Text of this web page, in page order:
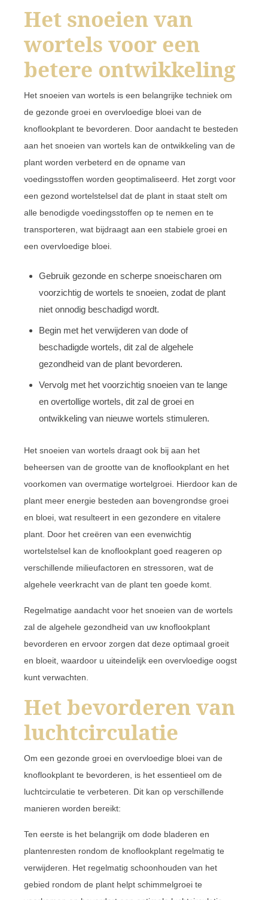
Het snoeien van
wortels voor een
betere ontwikkeling
Het snoeien van wortels is een belangrijke techniek om
de gezonde groei en overvloedige bloei van de
knoflookplant te bevorderen. Door aandacht te besteden
aan het snoeien van wortels kan de ontwikkeling van de
plant worden verbeterd en de opname van
voedingsstoffen worden geoptimaliseerd. Het zorgt voor
een gezond wortelstelsel dat de plant in staat stelt om
alle benodigde voedingsstoffen op te nemen en te
transporteren, wat bijdraagt aan een stabiele groei en
een overvloedige bloei.
Gebruik gezonde en scherpe snoeischaren om
voorzichtig de wortels te snoeien, zodat de plant
niet onnodig beschadigd wordt.
Begin met het verwijderen van dode of
beschadigde wortels, dit zal de algehele
gezondheid van de plant bevorderen.
Vervolg met het voorzichtig snoeien van te lange
en overtollige wortels, dit zal de groei en
ontwikkeling van nieuwe wortels stimuleren.
Het snoeien van wortels draagt ook bij aan het
beheersen van de grootte van de knoflookplant en het
voorkomen van overmatige wortelgroei. Hierdoor kan de
plant meer energie besteden aan bovengrondse groei
en bloei, wat resulteert in een gezondere en vitalere
plant. Door het creëren van een evenwichtig
wortelstelsel kan de knoflookplant goed reageren op
verschillende milieufactoren en stressoren, wat de
algehele veerkracht van de plant ten goede komt.
Regelmatige aandacht voor het snoeien van de wortels
zal de algehele gezondheid van uw knoflookplant
bevorderen en ervoor zorgen dat deze optimaal groeit
en bloeit, waardoor u uiteindelijk een overvloedige oogst
kunt verwachten.
Het bevorderen van
luchtcirculatie
Om een gezonde groei en overvloedige bloei van de
knoflookplant te bevorderen, is het essentieel om de
luchtcirculatie te verbeteren. Dit kan op verschillende
manieren worden bereikt:
Ten eerste is het belangrijk om dode bladeren en
plantenresten rondom de knoflookplant regelmatig te
verwijderen. Het regelmatig schoonhouden van het
gebied rondom de plant helpt schimmelgroei te